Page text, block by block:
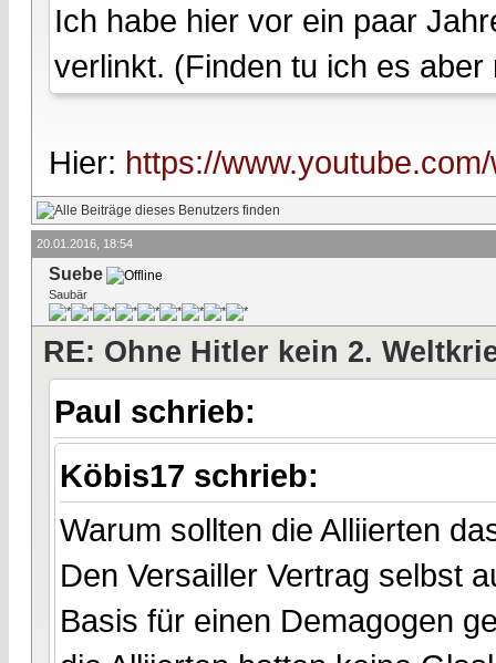
Ich habe hier vor ein paar
verlinkt. (Finden tu ich es
Hier: https://
20.01.2016, 18:54
Suebe
Saubär
RE: Ohne Hitler kein 2.
Paul schrieb:
Köbis17 schrieb:
Warum sollten die Alliierten
Den Versailler Vertrag selbst
Basis für einen Demagogen